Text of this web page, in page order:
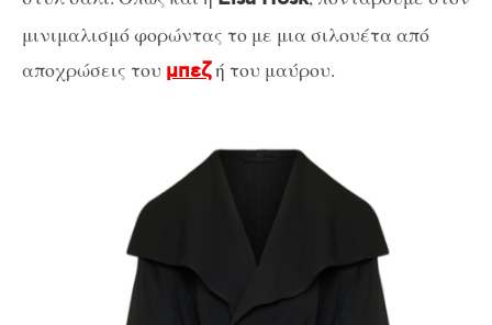
μινιμαλισμό φορώντας το με μια σιλουέτα από
αποχρώσεις του μπεζή του μαύρου.